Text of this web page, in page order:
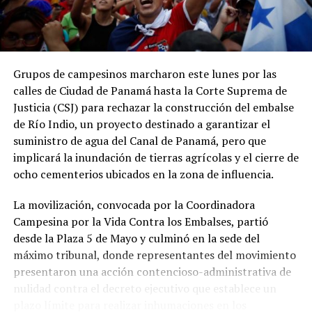
Los datos coinciden con las estadísticas del Ministerio
de Economía y Finanzas (MEF), que muestran una
tendencia descendente en los ingresos del Gobierno
Central. La relación entre los ingresos tributarios y el
PIB pasó de 13 % en 2012 a 7.1 % en 2025, mientras que
los ingresos totales del Gobierno Central disminuyeron
de 18.7 % a 11.7 % en el mismo período.
Especialistas consultados atribuyen este desempeño a la
amplia cantidad de incentivos y exoneraciones fiscales
vigentes en el país.
El economista Aristides Hernández sostuvo que Panamá
mantiene una de las cargas tributarias más bajas del
Grupos de campesinos marcharon este lunes por las
calles de Ciudad de Panamá hasta la Corte Suprema de
Justicia (CSJ) para rechazar la construcción del embalse
de Río Indio, un proyecto destinado a garantizar el
suministro de agua del Canal de Panamá, pero que
implicará la inundación de tierras agrícolas y el cierre de
ocho cementerios ubicados en la zona de influencia.
La movilización, convocada por la Coordinadora
Campesina por la Vida Contra los Embalses, partió
desde la Plaza 5 de Mayo y culminó en la sede del
máximo tribunal, donde representantes del movimiento
presentaron una acción contencioso-administrativa de
nulidad contra el decreto ejecutivo que establece un